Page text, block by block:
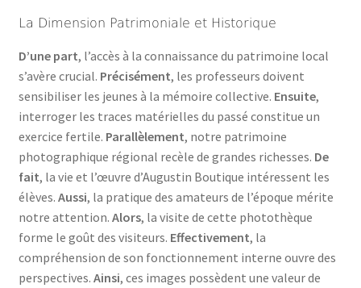
La Dimension Patrimoniale et Historique
D’une part, l’accès à la connaissance du patrimoine local
s’avère crucial. Précisément, les professeurs doivent
sensibiliser les jeunes à la mémoire collective. Ensuite,
interroger les traces matérielles du passé constitue un
exercice fertile. Parallèlement, notre patrimoine
photographique régional recèle de grandes richesses. De
fait, la vie et l’œuvre d’Augustin Boutique intéressent les
élèves. Aussi, la pratique des amateurs de l’époque mérite
notre attention. Alors, la visite de cette photothèque
forme le goût des visiteurs. Effectivement, la
compréhension de son fonctionnement interne ouvre des
perspectives. Ainsi, ces images possèdent une valeur de